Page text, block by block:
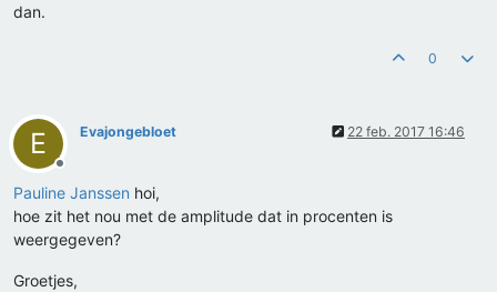
dan.
0
E
Offline
Evajongebloet 22 feb. 2017 16:46
Pauline Janssen hoi,
hoe zit het nou met de amplitude dat in procenten is
weergegeven?
Groetjes,